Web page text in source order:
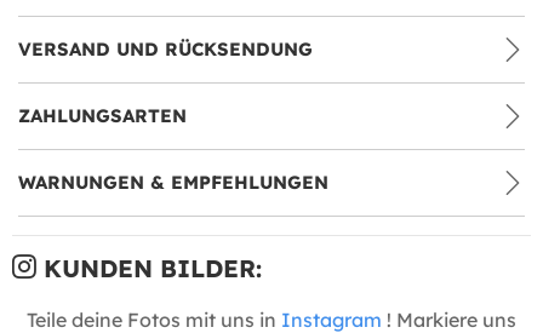
VERSAND UND RÜCKSENDUNG
ZAHLUNGSARTEN
WARNUNGEN & EMPFEHLUNGEN
KUNDEN BILDER:
Teile deine Fotos mit uns in Instagram ! Markiere uns